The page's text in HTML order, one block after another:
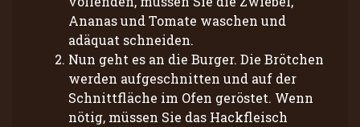
Ananas und Tomate waschen und
adäquat schneiden.
Nun geht es an die Burger. Die Brötchen
werden aufgeschnitten und auf der
Schnittfläche im Ofen geröstet. Wenn
nötig, müssen Sie das Hackfleisch